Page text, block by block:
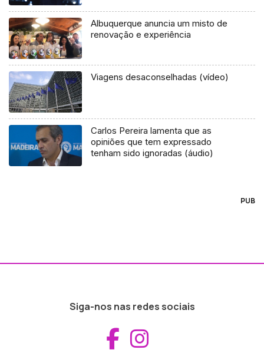
Albuquerque anuncia um misto de
renovação e experiência
Viagens desaconselhadas (vídeo)
Carlos Pereira lamenta que as
opiniões que tem expressado
tenham sido ignoradas (áudio)
PUB
Siga-nos nas redes sociais
Aceder ao